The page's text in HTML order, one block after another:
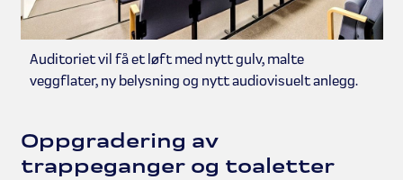
Auditoriet vil få et løft med nytt gulv, malte
veggflater, ny belysning og nytt audiovisuelt anlegg.
Oppgradering av
trappeganger og toaletter